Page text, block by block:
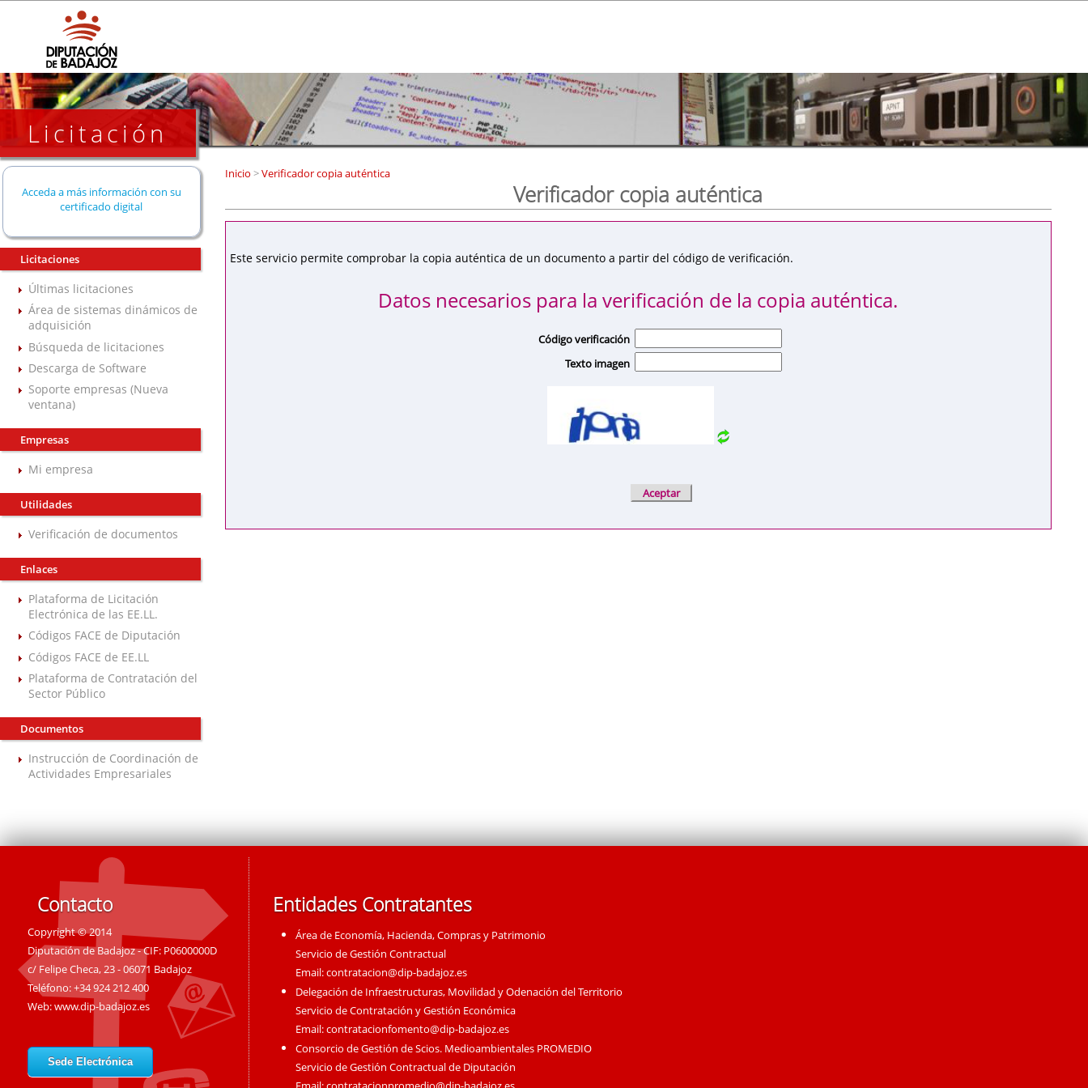
Licitación
Acceda a más información con su
certificado digital
Licitaciones
Últimas licitaciones
Área de sistemas dinámicos de
adquisición
Búsqueda de licitaciones
Descarga de Software
Soporte empresas (Nueva
ventana)
Empresas
Mi empresa
Utilidades
Verificación de documentos
Enlaces
Plataforma de Licitación
Electrónica de las EE.LL.
Códigos FACE de Diputación
Códigos FACE de EE.LL
Plataforma de Contratación del
Sector Público
Documentos
Instrucción de Coordinación de
Actividades Empresariales
Inicio >Verificador copia auténtica
Verificador copia auténtica
Este servicio permite comprobar la copia auténtica de un documento a partir del código de verificación.
Datos necesarios para la verificación de la copia auténtica.
Código verificación
Texto imagen
Contacto
Copyright © 2014
Diputación de Badajoz - CIF: P0600000D
c/ Felipe Checa, 23 - 06071 Badajoz
Teléfono: +34 924 212 400
Web:www.dip-badajoz.es
Sede Electrónica
Entidades Contratantes
Área de Economía, Hacienda, Compras y Patrimonio
Servicio de Gestión Contractual
Email:contratacion@dip-badajoz.es
Delegación de Infraestructuras, Movilidad y Odenación del Territorio
Servicio de Contratación y Gestión Económica
Email:contratacionfomento@dip-badajoz.es
Consorcio de Gestión de Scios. Medioambientales PROMEDIO
Servicio de Gestión Contractual de Diputación